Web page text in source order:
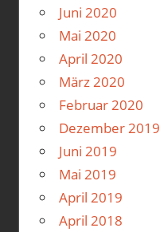
Juni 2020
Mai 2020
April 2020
März 2020
Februar 2020
Dezember 2019
Juni 2019
Mai 2019
April 2019
April 2018